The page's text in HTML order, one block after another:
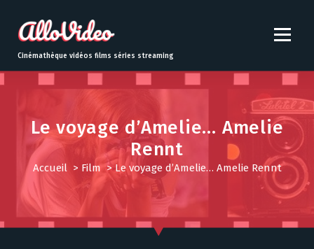
t
o
Cinémathèque vidéos films séries streaming
Le voyage d’Amelie… Amelie
Rennt
Accueil> Film>Le voyage d’Amelie… Amelie Rennt